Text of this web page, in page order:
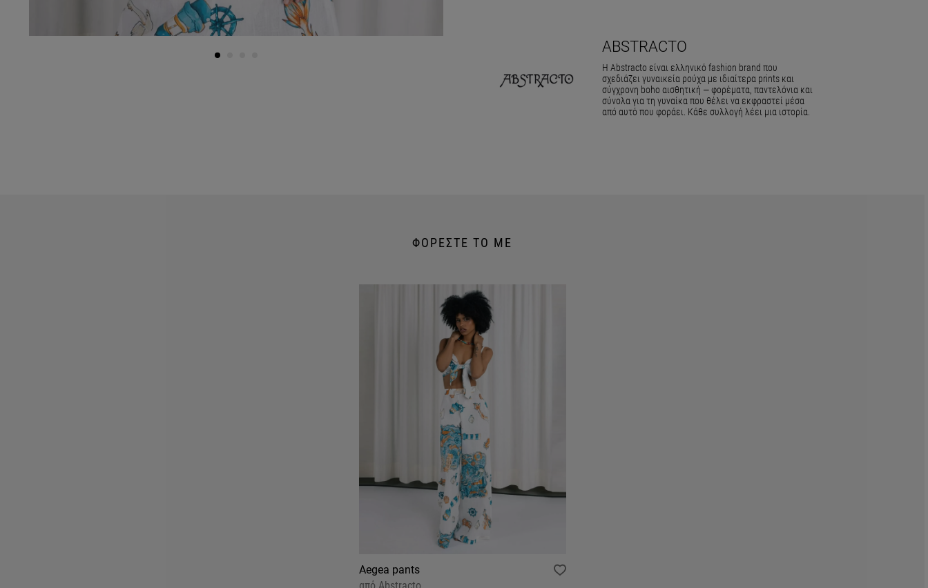
ABSTRACTO
Η Abstracto είναι ελληνικό fashion brand που
σχεδιάζει γυναικεία ρούχα με ιδιαίτερα prints και
σύγχρονη boho αισθητική — φορέματα, παντελόνια και
σύνολα για τη γυναίκα που θέλει να εκφραστεί μέσα
από αυτό που φοράει. Κάθε συλλογή λέει μια ιστορία.
ΦΟΡΕΣΤΕ ΤΟ ΜΕ
Aegea pants